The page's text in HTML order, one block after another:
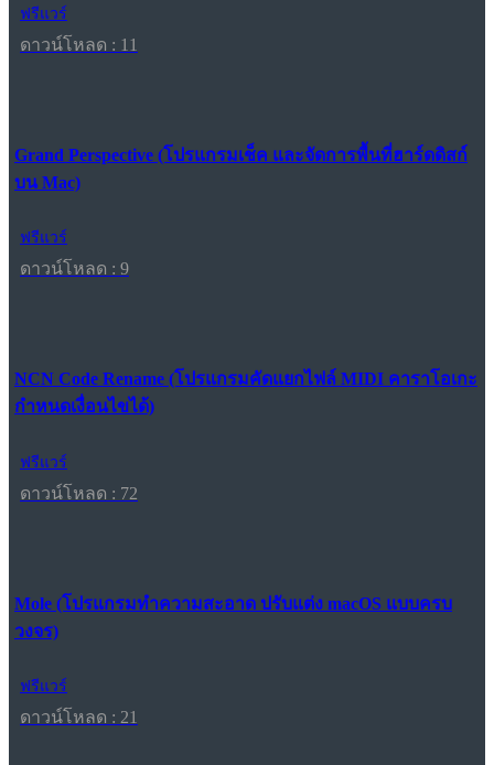
ฟรีแวร์
ดาวน์โหลด : 11
Grand Perspective (โปรแกรมเช็ค และจัดการพื้นที่ฮาร์ดดิสก์
บน Mac)
ฟรีแวร์
ดาวน์โหลด : 9
NCN Code Rename (โปรแกรมคัดแยกไฟล์ MIDI คาราโอเกะ
กำหนดเงื่อนไขได้)
ฟรีแวร์
ดาวน์โหลด : 72
Mole (โปรแกรมทำความสะอาด ปรับแต่ง macOS แบบครบ
วงจร)
ฟรีแวร์
ดาวน์โหลด : 21